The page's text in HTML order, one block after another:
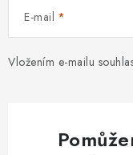
E-mail
Vložením e-mailu